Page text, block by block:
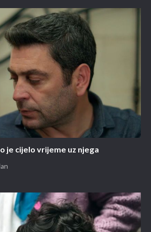
je cijelo vrijeme uz njega